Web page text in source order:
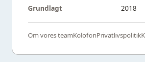
Grundlagt
2018
Om vores teamKolofonPrivatlivspolitik